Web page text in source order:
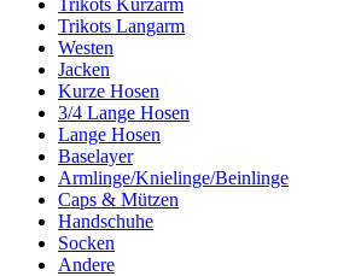
Trikots Kurzarm
Trikots Langarm
Westen
Jacken
Kurze Hosen
3/4 Lange Hosen
Lange Hosen
Baselayer
Armlinge/Knielinge/Beinlinge
Caps & Mützen
Handschuhe
Socken
Andere